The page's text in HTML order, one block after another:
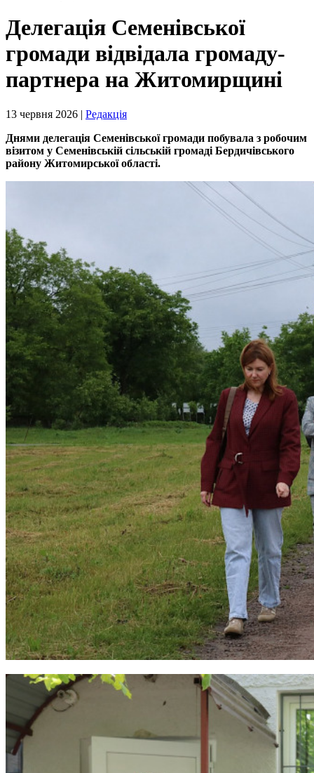
Делегація Семенівської
громади відвідала громаду-
партнера на Житомирщині
13 червня 2026 | Редакція
Днями делегація Семенівської громади побувала з робочим
візитом у Семенівській сільській громаді Бердичівського
району Житомирської області.